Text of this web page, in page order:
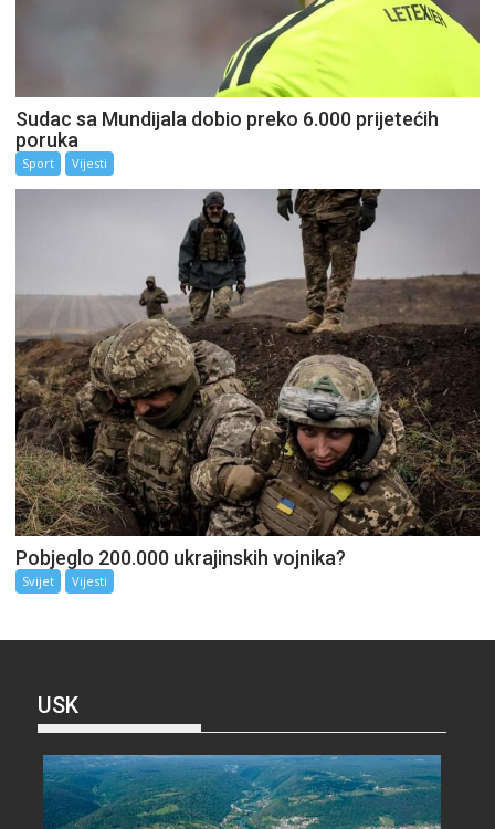
Sudac sa Mundijala dobio preko 6.000 prijetećih
poruka
Sport Vijesti
Pobjeglo 200.000 ukrajinskih vojnika?
Svijet Vijesti
USK